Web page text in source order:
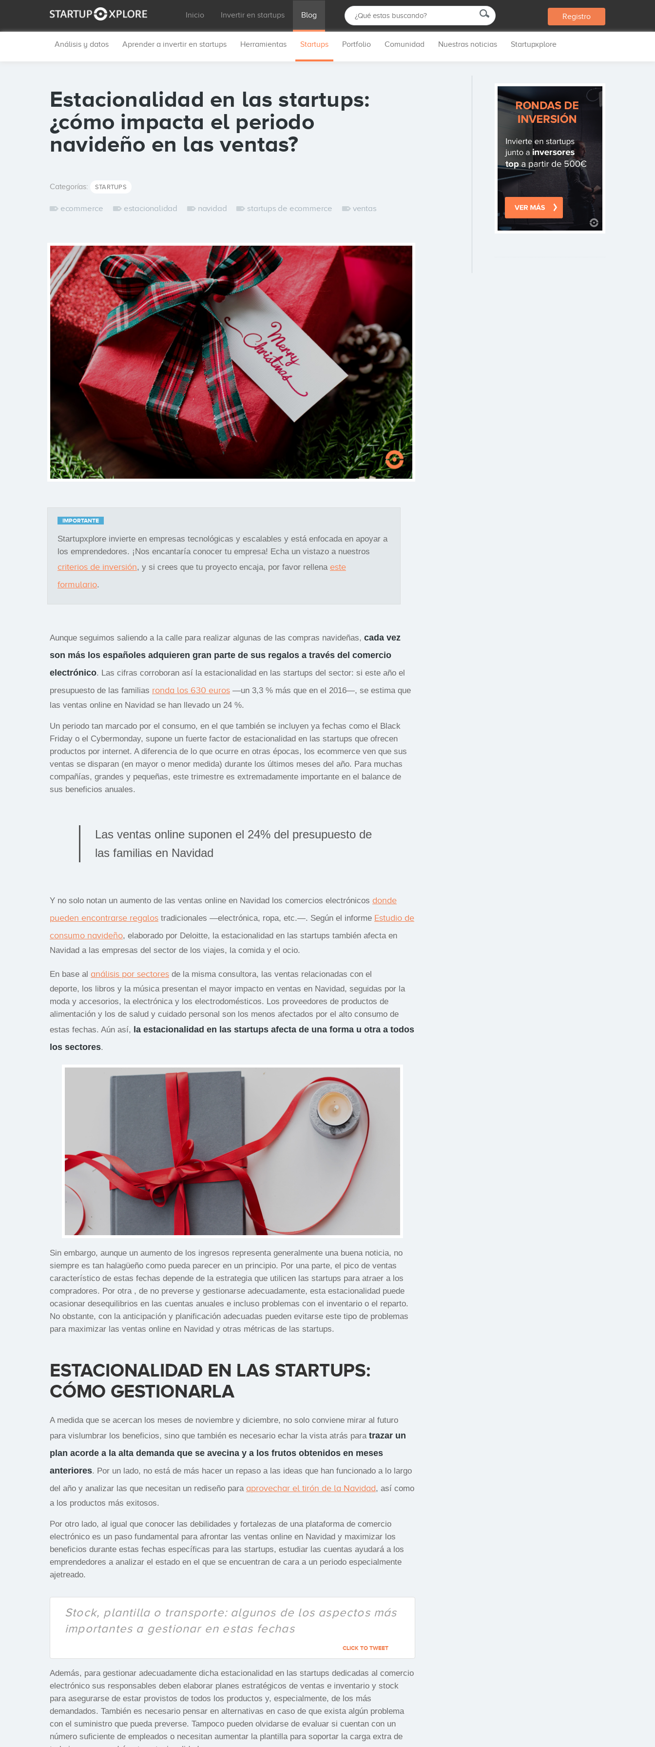
Inicio Invertir en startups Blog Registro
Análisis y datos Aprender a invertir en startups Herramientas Startups Portfolio Comunidad Nuestras noticias Startupxplore
Estacionalidad en las startups:
¿cómo impacta el periodo
navideño en las ventas?
Categorías: STARTUPS
ecommerce estacionalidad navidad startups de ecommerce ventas
IMPORTANTE
Startupxplore invierte en empresas tecnológicas y escalables y está enfocada en apoyar a
los emprendedores. ¡Nos encantaría conocer tu empresa! Echa un vistazo a nuestros
criterios de inversión, y si crees que tu proyecto encaja, por favor rellena este
formulario.
Aunque seguimos saliendo a la calle para realizar algunas de las compras navideñas, cada vez
son más los españoles adquieren gran parte de sus regalos a través del comercio
electrónico. Las cifras corroboran así la estacionalidad en las startups del sector: si este año el
presupuesto de las familias ronda los 630 euros —un 3,3 % más que en el 2016—, se estima que
las ventas online en Navidad se han llevado un 24 %.
Un periodo tan marcado por el consumo, en el que también se incluyen ya fechas como el Black
Friday o el Cybermonday, supone un fuerte factor de estacionalidad en las startups que ofrecen
productos por internet. A diferencia de lo que ocurre en otras épocas, los ecommerce ven que sus
ventas se disparan (en mayor o menor medida) durante los últimos meses del año. Para muchas
compañías, grandes y pequeñas, este trimestre es extremadamente importante en el balance de
sus beneficios anuales.
Las ventas online suponen el 24% del presupuesto de
las familias en Navidad
Y no solo notan un aumento de las ventas online en Navidad los comercios electrónicos donde
pueden encontrarse regalos tradicionales —electrónica, ropa, etc.—. Según el informe Estudio de
consumo navideño, elaborado por Deloitte, la estacionalidad en las startups también afecta en
Navidad a las empresas del sector de los viajes, la comida y el ocio.
En base al análisis por sectores de la misma consultora, las ventas relacionadas con el
deporte, los libros y la música presentan el mayor impacto en ventas en Navidad, seguidas por la
moda y accesorios, la electrónica y los electrodomésticos. Los proveedores de productos de
alimentación y los de salud y cuidado personal son los menos afectados por el alto consumo de
estas fechas. Aún así, la estacionalidad en las startups afecta de una forma u otra a todos
los sectores.
Sin embargo, aunque un aumento de los ingresos representa generalmente una buena noticia, no
siempre es tan halagüeño como pueda parecer en un principio. Por una parte, el pico de ventas
característico de estas fechas depende de la estrategia que utilicen las startups para atraer a los
compradores. Por otra , de no preverse y gestionarse adecuadamente, esta estacionalidad puede
ocasionar desequilibrios en las cuentas anuales e incluso problemas con el inventario o el reparto.
No obstante, con la anticipación y planificación adecuadas pueden evitarse este tipo de problemas
para maximizar las ventas online en Navidad y otras métricas de las startups.
ESTACIONALIDAD EN LAS STARTUPS:
CÓMO GESTIONARLA
A medida que se acercan los meses de noviembre y diciembre, no solo conviene mirar al futuro
para vislumbrar los beneficios, sino que también es necesario echar la vista atrás para trazar un
plan acorde a la alta demanda que se avecina y a los frutos obtenidos en meses
anteriores. Por un lado, no está de más hacer un repaso a las ideas que han funcionado a lo largo
del año y analizar las que necesitan un rediseño para aprovechar el tirón de la Navidad, así como
a los productos más exitosos.
Por otro lado, al igual que conocer las debilidades y fortalezas de una plataforma de comercio
electrónico es un paso fundamental para afrontar las ventas online en Navidad y maximizar los
beneficios durante estas fechas específicas para las startups, estudiar las cuentas ayudará a los
emprendedores a analizar el estado en el que se encuentran de cara a un periodo especialmente
ajetreado.
Stock, plantilla o transporte: algunos de los aspectos más
importantes a gestionar en estas fechas
CLICK TO TWEET
Además, para gestionar adecuadamente dicha estacionalidad en las startups dedicadas al comercio
electrónico sus responsables deben elaborar planes estratégicos de ventas e inventario y stock
para asegurarse de estar provistos de todos los productos y, especialmente, de los más
demandados. También es necesario pensar en alternativas en caso de que exista algún problema
con el suministro que pueda preverse. Tampoco pueden olvidarse de evaluar si cuentan con un
número suficiente de empleados o necesitan aumentar la plantilla para soportar la carga extra de